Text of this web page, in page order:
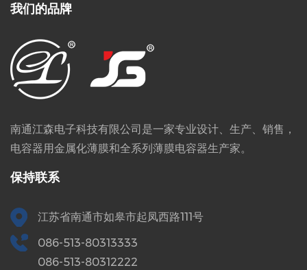
我们的品牌
南通江森电子科技有限公司是一家专业设计、生产、销售，
电容器用金属化薄膜和全系列薄膜电容器生产家。
保持联系
江苏省南通市如皋市起凤西路111号
086-513-80313333
086-513-80312222